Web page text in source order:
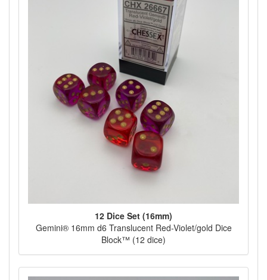
12 Dice Set (16mm)
Gemini® 16mm d6 Translucent Red-Violet/gold Dice
Block™ (12 dice)